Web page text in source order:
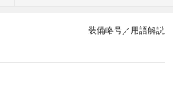
装備略号／用語解説